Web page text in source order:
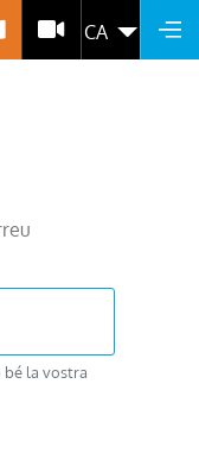
CA
bé la vostra